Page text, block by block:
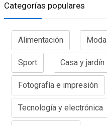
Categorías populares
Alimentación Moda
Sport Casa y jardín
Fotografía e impresión
Tecnología y electrónica